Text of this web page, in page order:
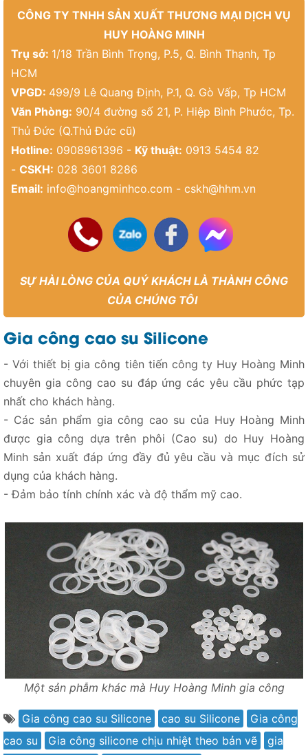
CÔNG TY TNHH SẢN XUẤT THƯƠNG MẠI DỊCH VỤ
HUY HOÀNG MINH
Trụ sở: 1/18 Trần Bình Trọng, P.5, Q. Bình Thạnh, Tp
HCM
VPGD: 499/9 Lê Quang Định, P.1, Q. Gò Vấp, Tp HCM
Văn Phòng: 90/4 đường số 21, P. Hiệp Bình Phước, Tp.
Thủ Đức (Q.Thủ Đức cũ)
Hotline: 0908961396 - Kỹ thuật: 0913 5454 82
- CSKH: 028 3601 8286
Email: info@hoangminhco.com - cskh@hhm.vn
SỰ HÀI LÒNG CỦA QUÝ KHÁCH LÀ THÀNH CÔNG
CỦA CHÚNG TÔI
Gia công cao su Silicone
- Với thiết bị gia công tiên tiến công ty Huy Hoàng Minh
chuyên gia công cao su đáp ứng các yêu cầu phức tạp
nhất cho khách hàng.
- Các sản phẩm gia công cao su của Huy Hoàng Minh
được gia công dựa trên phôi (Cao su) do Huy Hoàng
Minh sản xuất đáp ứng đầy đủ yêu cầu và mục đích sử
dụng của khách hàng.
- Đảm bảo tính chính xác và độ thẩm mỹ cao.
Một sản phẫm khác mà Huy Hoàng Minh gia công
Gia công cao su Silicone cao su Silicone
Gia công
cao su
Gia công silicone chịu nhiệt theo bản vẽ
gia